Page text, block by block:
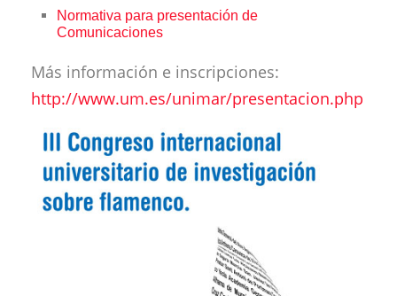
Normativa para presentación de
Comunicaciones
Más información e inscripciones:
http://www.um.es/unimar/presentacion.php